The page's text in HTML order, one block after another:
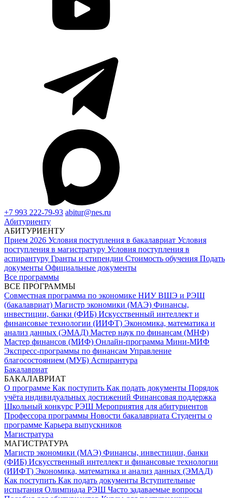
+7 993 222-79-93 abitur@nes.ru
Абитуриенту
АБИТУРИЕНТУ
Прием 2026 Условия поступления в бакалавриат Условия
поступления в магистратуру Условия поступления в
аспирантуру Гранты и стипендии Стоимость обучения Подать
документы Официальные документы
Все программы
ВСЕ ПРОГРАММЫ
Совместная программа по экономике НИУ ВШЭ и РЭШ
(бакалавриат) Магистр экономики (МАЭ) Финансы,
инвестиции, банки (ФИБ) Искусственный интеллект и
финансовые технологии (ИИФТ) Экономика, математика и
анализ данных (ЭМАД) Мастер наук по финансам (МНФ)
Мастер финансов (МИФ) Онлайн-программа Мини-МИФ
Экспресс-программы по финансам Управление
благосостоянием (МУБ) Аспирантура
Бакалавриат
БАКАЛАВРИАТ
О программе Как поступить Как подать документы Порядок
учёта индивидуальных достижений Финансовая поддержка
Школьный конкурс РЭШ Мероприятия для абитуриентов
Профессора программы Новости бакалавриата Студенты о
программе Карьера выпускников
Магистратура
МАГИСТРАТУРА
Магистр экономики (МАЭ) Финансы, инвестиции, банки
(ФИБ) Искусственный интеллект и финансовые технологии
(ИИФТ) Экономика, математика и анализ данных (ЭМАД)
Как поступить Как подать документы Вступительные
испытания Олимпиада РЭШ Часто задаваемые вопросы